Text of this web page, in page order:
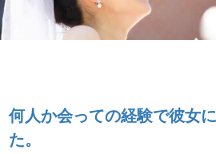
何人か会っての経験で彼女
た。